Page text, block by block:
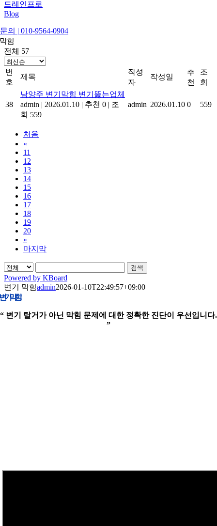
드레인프로
Blog
의 | 010-9564-0904
힘
전체 57
번
호
제목
작성
자
작성일
추
천
조
회
38
남양주 변기막힘 변기뚫는업체
admin | 2026.01.10 | 추천 0 | 조
회 559
admin 2026.01.10 0 559
처음
«
11
12
13
14
15
16
17
18
19
20
»
마지막
검색
Powered by KBoard
변기 막힘admin2026-01-10T22:49:57+09:00
기 막힘!
“ 변기 탈거가 아닌 막힘 문제에 대한 정확한 진단이 우선입니다.
”